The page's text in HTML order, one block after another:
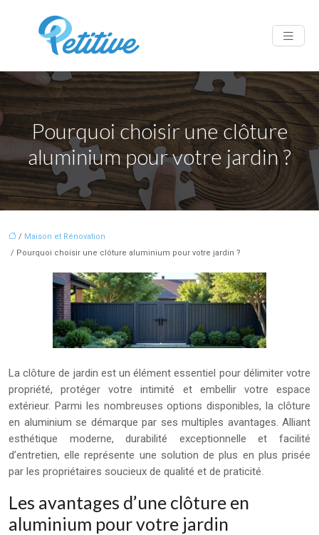
Pourquoi choisir une clôture
aluminium pour votre jardin ?
/ Maison et Rénovation
/ Pourquoi choisir une clôture aluminium pour votre jardin ?
La clôture de jardin est un élément essentiel pour délimiter votre
propriété, protéger votre intimité et embellir votre espace
extérieur. Parmi les nombreuses options disponibles, la clôture
en aluminium se démarque par ses multiples avantages. Alliant
esthétique moderne, durabilité exceptionnelle et facilité
d’entretien, elle représente une solution de plus en plus prisée
par les propriétaires soucieux de qualité et de praticité.
Les avantages d’une clôture en
aluminium pour votre jardin